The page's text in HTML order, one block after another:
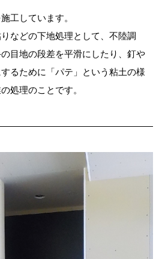
工しています。
などの下地処理として、不陸調
目地の段差を平滑にしたり、釘や
るために「パテ」という粘土の様
処理のことです。